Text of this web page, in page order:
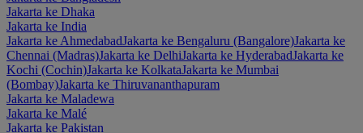
Jakarta ke Dhaka
Jakarta ke India
Jakarta ke AhmedabadJakarta ke Bengaluru (Bangalore)Jakarta ke
Chennai (Madras)Jakarta ke DelhiJakarta ke HyderabadJakarta ke
Kochi (Cochin)Jakarta ke KolkataJakarta ke Mumbai
(Bombay)Jakarta ke Thiruvananthapuram
Jakarta ke Maladewa
Jakarta ke Malé
Jakarta ke Pakistan